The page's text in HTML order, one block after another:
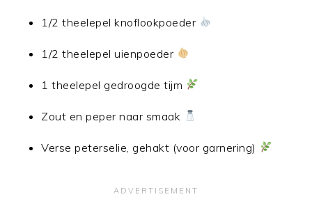
1/2 theelepel knoflookpoeder
1/2 theelepel uienpoeder
1 theelepel gedroogde tijm
Zout en peper naar smaak
Verse peterselie, gehakt (voor garnering)